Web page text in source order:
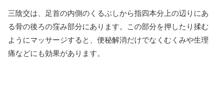
三陰交は、足首の内側のくるぶしから指四本分上の辺りにあ
る骨の後ろの窪み部分にあります。この部分を押したり揉む
ようにマッサージすると、便秘解消だけでなくむくみや生理
痛などにも効果があります。